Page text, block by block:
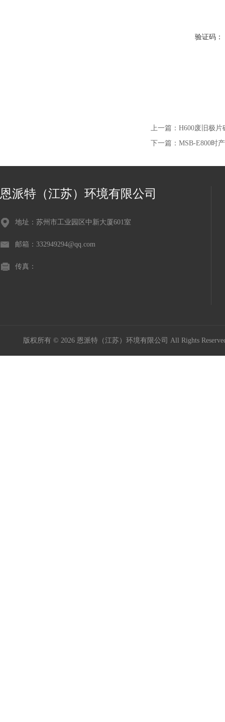
验证码：
上一篇： H600废旧极
下一篇： MSB-E800时
恩派特（江苏）环境有限公司
地址：苏州市工业园区中新大厦601室
邮箱：332949294@qq.com
传真：
版权所有 © 2026 恩派特（江苏）环境有限公司 All Rights